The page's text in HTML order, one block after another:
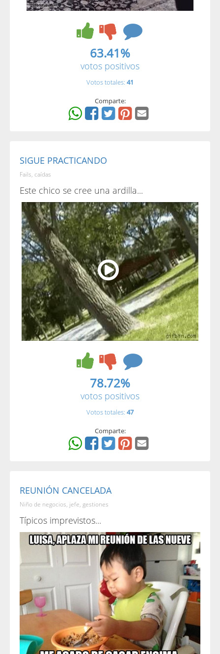
63.41%
votos positivos
Votos totales: 41
Comparte:
SIGUE PRACTICANDO
Fails, caídas
Este chico se cree una ardilla...
78.72%
votos positivos
Votos totales: 47
Comparte:
REUNIÓN CANCELADA
Niño de negocios, jefe, gestiones
Típicos imprevistos...